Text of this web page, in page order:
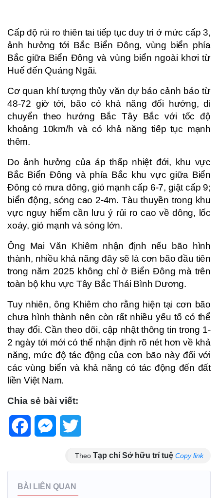
Cấp độ rủi ro thiên tai tiếp tục duy trì ở mức cấp 3,
ảnh hưởng tới Bắc Biển Đông, vùng biển phía
Bắc giữa Biển Đông và vùng biển ngoài khơi từ
Huế đến Quảng Ngãi.
Cơ quan khí tượng thủy văn dự báo cảnh báo từ
48-72 giờ tới, bão có khả năng đổi hướng, di
chuyển theo hướng Bắc Tây Bắc với tốc độ
khoảng 10km/h và có khả năng tiếp tục mạnh
thêm.
Do ảnh hưởng của áp thấp nhiệt đới, khu vực
Bắc Biển Đông và phía Bắc khu vực giữa Biển
Đông có mưa dông, gió mạnh cấp 6-7, giật cấp 9;
biển động, sóng cao 2-4m. Tàu thuyền trong khu
vực nguy hiểm cần lưu ý rủi ro cao về dông, lốc
xoáy, gió mạnh và sóng lớn.
Ông Mai Văn Khiêm nhận định nếu bão hình
thành, nhiều khả năng đây sẽ là cơn bão đầu tiên
trong năm 2025 không chỉ ở Biển Đông mà trên
toàn bộ khu vực Tây Bắc Thái Bình Dương.
Tuy nhiên, ông Khiêm cho rằng hiện tại cơn bão
chưa hình thành nên còn rất nhiều yếu tố có thể
thay đổi. Cần theo dõi, cập nhật thông tin trong 1-
2 ngày tới mới có thể nhận định rõ nét hơn về khả
năng, mức độ tác động của cơn bão này đối với
các vùng biển và khả năng có tác động đến đất
liền Việt Nam.
Chia sẻ bài viết:
FacebookMessenger
Theo Tạp chí Sở hữu trí tuệ Copy link
BÀI LIÊN QUAN